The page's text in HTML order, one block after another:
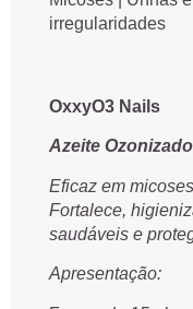
irregularidades
OxxyO3 Nails
Azeite
Eficaz em
Fortalece,
saudáveis e
Apresentação: